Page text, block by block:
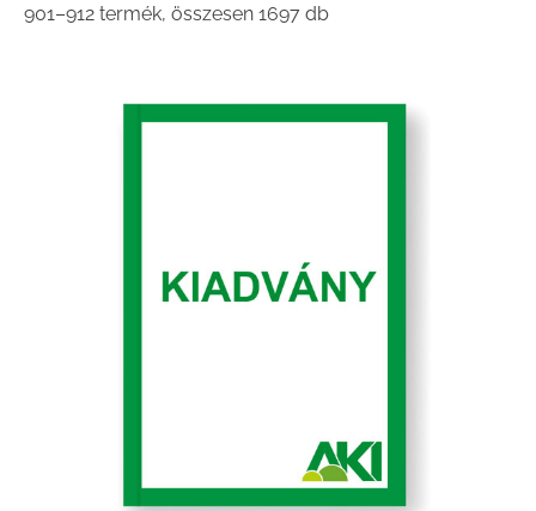
901–912 termék, összesen 1697 dbSorted